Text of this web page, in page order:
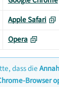
Apple Safari
Opera
dass die
Browser